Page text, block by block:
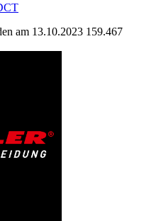
am 13.10.2023 159.467